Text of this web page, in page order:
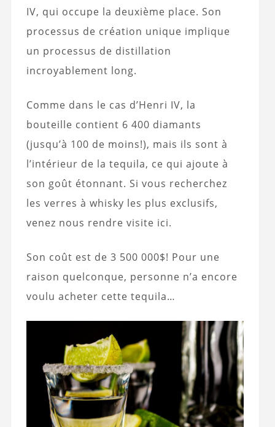
IV, qui occupe la deuxième place. Son
processus de création unique implique
un processus de distillation
incroyablement long.
Comme dans le cas d’Henri IV, la
bouteille contient 6 400 diamants
(jusqu’à 100 de moins!), mais ils sont à
l’intérieur de la tequila, ce qui ajoute à
son goût étonnant. Si vous recherchez
les verres à whisky les plus exclusifs,
venez nous rendre visite ici.
Son coût est de 3 500 000$! Pour une
raison quelconque, personne n’a encore
voulu acheter cette tequila…